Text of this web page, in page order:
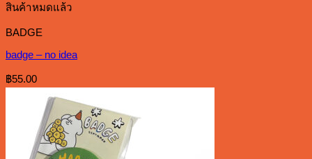
สินค้าหมดแล้ว
BADGE
badge – no idea
฿55.00